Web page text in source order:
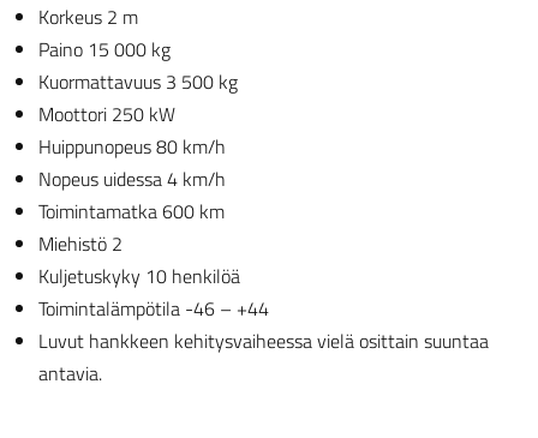
Korkeus 2 m
Paino 15 000 kg
Kuormattavuus 3 500 kg
Moottori 250 kW
Huippunopeus 80 km/h
Nopeus uidessa 4 km/h
Toimintamatka 600 km
Miehistö 2
Kuljetuskyky 10 henkilöä
Toimintalämpötila -46 – +44
Luvut hankkeen kehitysvaiheessa vielä osittain suuntaa
antavia.